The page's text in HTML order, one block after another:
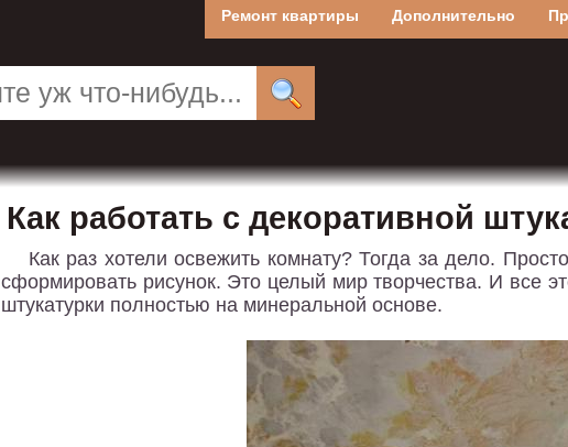
Ремонт квартиры Дополнительно
Как работать с декоративной
Как раз хотели освежить комнату? Тогда за дело.
сформировать рисунок. Это целый мир творчества. И все
штукатурки полностью на минеральной основе.